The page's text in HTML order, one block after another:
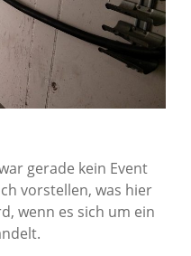
gerade kein Event
vorstellen, was hier
wenn es sich um ein